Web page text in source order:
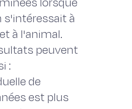
à
à l'animal.
peuvent
:
de
est plus